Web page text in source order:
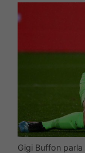
Gigi Buffon